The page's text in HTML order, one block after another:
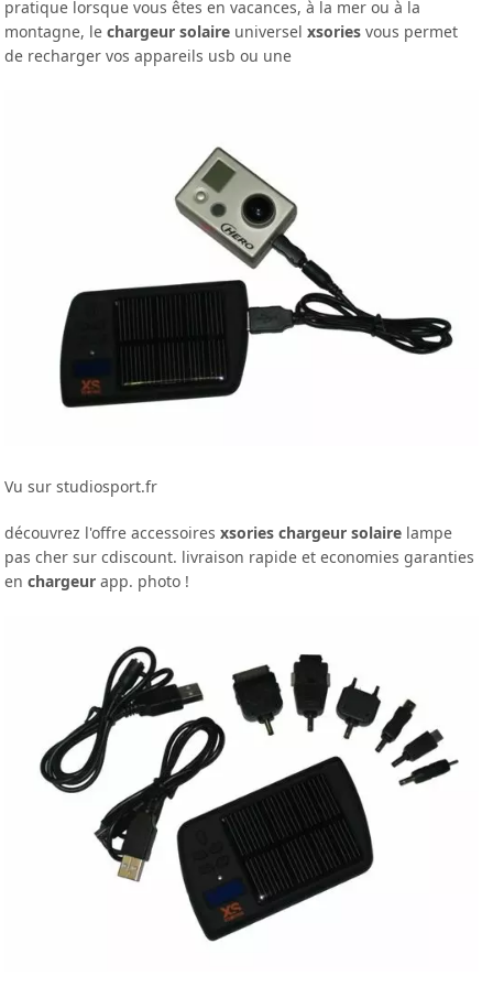
pratique lorsque vous êtes en vacances, à la mer ou à la
montagne, lechargeur solaire universelxsories vous permet
de recharger vos appareils usb ou une
Vu sur studiosport.fr
découvrez l'offre accessoiresxsories chargeur solaire lampe
pas cher sur cdiscount. livraison rapide et economies garanties
enchargeur app. photo !